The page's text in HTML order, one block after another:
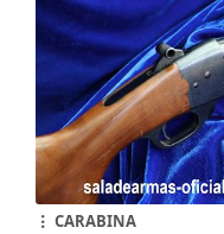
CARABINA